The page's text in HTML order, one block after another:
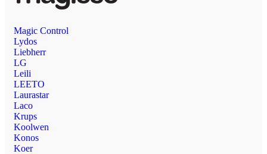
Magic Control
Lydos
Liebherr
LG
Leili
LEETO
Laurastar
Laco
Krups
Koolwen
Konos
Koer